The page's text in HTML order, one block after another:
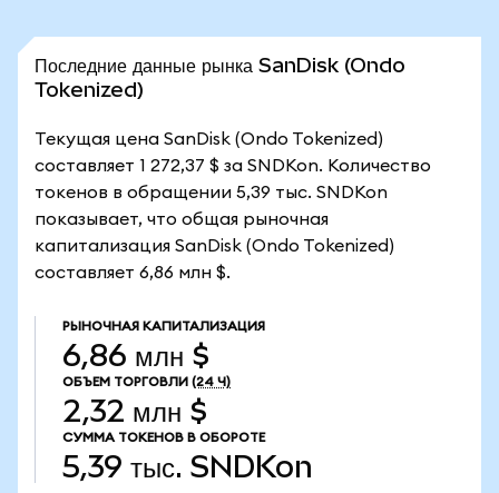
Последние данные рынка SanDisk (Ondo
Tokenized)
Текущая цена SanDisk (Ondo Tokenized)
составляет 1 272,37 $ за SNDKon. Количество
токенов в обращении 5,39 тыс. SNDKon
показывает, что общая рыночная
капитализация SanDisk (Ondo Tokenized)
составляет 6,86 млн $.
РЫНОЧНАЯ КАПИТАЛИЗАЦИЯ
6,86 млн $
ОБЪЕМ ТОРГОВЛИ (24 Ч)
2,32 млн $
СУММА ТОКЕНОВ В ОБОРОТЕ
5,39 тыс. SNDKon